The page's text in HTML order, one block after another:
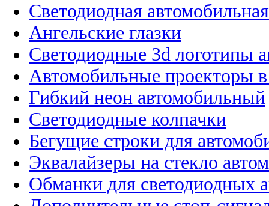
Светодиодная
Ангельские глазки
Светодиодные 3d логотипы
Автомобильные проекторы
Гибкий неон автомобильный
Светодиодные колпачки
Бегущие строки для
Эквалайзеры на стекло
Обманки для светодиодных